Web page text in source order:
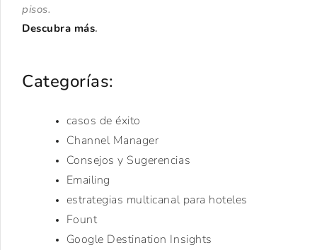
pisos.
Descubra más.
Categorías:
casos de éxito
Channel Manager
Consejos y Sugerencias
Emailing
estrategias multicanal para hoteles
Fount
Google Destination Insights